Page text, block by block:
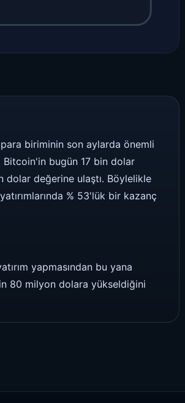
biriminin son aylarda önemli
Bitcoin'in bugün 17 bin dolar
değerine ulaştı. Böylelikle
% 53'lük bir kazanç
yapmasından bu yana
80 milyon dolara yükseldiğini